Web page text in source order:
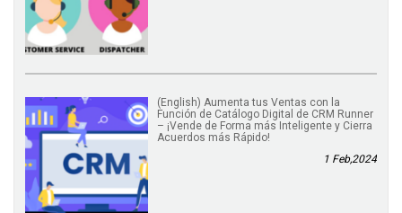
(English) Aumenta tus Ventas con la
Función de Catálogo Digital de CRM Runner
– ¡Vende de Forma más Inteligente y Cierra
Acuerdos más Rápido!
1 Feb,2024